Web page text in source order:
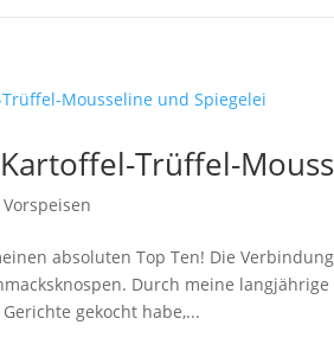
Trüffel-
Vorspeisen
absoluten Top Ten! Die
Durch meine
gekocht habe,...